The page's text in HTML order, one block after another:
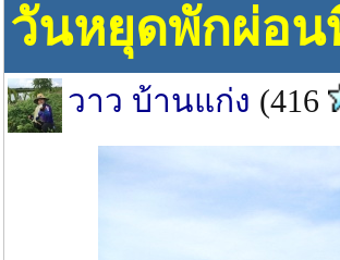
วันหยุดพักผ่อน
วาว บ้านแก่ง (416